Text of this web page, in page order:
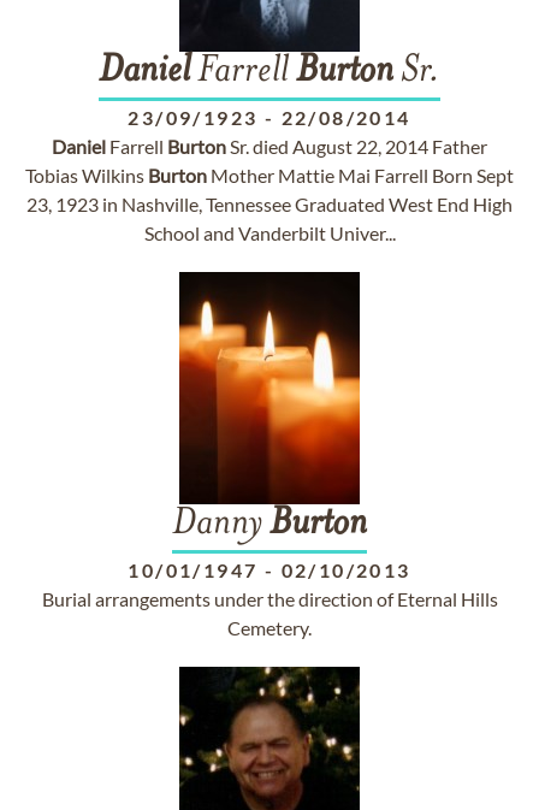
DanielFarrellBurton Sr.
23/09/1923 - 22/08/2014
Daniel Farrell BurtonSr. died August 22, 2014 Father
Tobias Wilkins Burton Mother Mattie Mai Farrell Born Sept
23, 1923 in Nashville, Tennessee Graduated West End High
School and Vanderbilt Univer...
DannyBurton
10/01/1947 - 02/10/2013
Burial arrangements under the direction of Eternal Hills
Cemetery.